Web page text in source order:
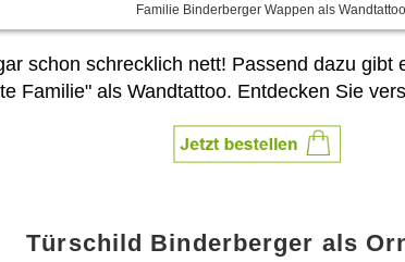
Familie Binderberger Wappen als Wandtattoo
schon schrecklich nett! Passend dazu
Familie" als Wandtattoo. Entdecken Sie
Türschild Binderberger als